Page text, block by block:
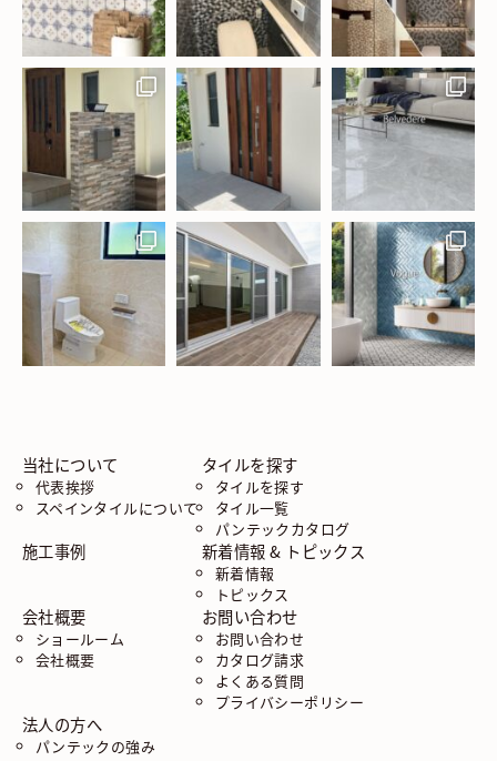
当社について
代表挨拶
スペインタイルについて
タイルを探す
タイルを探す
タイル一覧
パンテックカタログ
施工事例 新着情報 & トピックス
新着情報
トピックス
会社概要
ショールーム
会社概要
お問い合わせ
お問い合わせ
カタログ請求
よくある質問
プライバシーポリシー
法人の方へ
パンテックの強み